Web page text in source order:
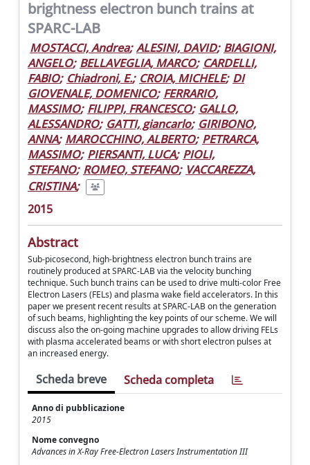
brightness electron bunch trains at
SPARC-LAB
MOSTACCI, Andrea; ALESINI, DAVID; BIAGIONI,
ANGELO; BELLAVEGLIA, MARCO; CARDELLI,
FABIO; Chiadroni, E.; CROIA, MICHELE; DI
GIOVENALE, DOMENICO; FERRARIO,
MASSIMO; FILIPPI, FRANCESCO; GALLO,
ALESSANDRO; GATTI, giancarlo; GIRIBONO,
ANNA; MAROCCHINO, ALBERTO; PETRARCA,
MASSIMO; PIERSANTI, LUCA; PIOLI,
STEFANO; ROMEO, STEFANO; VACCAREZZA,
CRISTINA;
2015
Abstract
Sub-picosecond, high-brightness electron bunch trains are
routinely produced at SPARC-LAB via the velocity bunching
technique. Such bunch trains can be used to drive multi-color Free
Electron Lasers (FELs) and plasma wake field accelerators. In this
paper we present recent results at SPARC-LAB on the generation
of such beams, highlighting the key points of our scheme. We will
discuss also the on-going machine upgrades to allow driving FELs
with plasma accelerated beams or with short electron pulses at
an increased energy.
Scheda breve Scheda completa
Anno di pubblicazione
2015
Nome convegno
Advances in X-Ray Free-Electron Lasers Instrumentation III